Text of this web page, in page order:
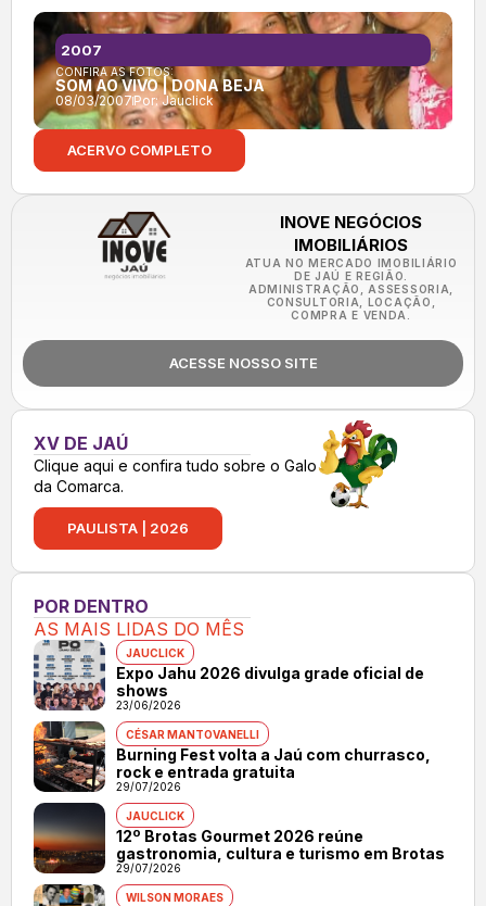
CONFIRA AS FOTOS:
SOM AO VIVO | DONA BEJA
08/03/2007Por:Jauclick
2007
ACERVO COMPLETO
INOVE NEGÓCIOS
IMOBILIÁRIOS
ATUA NO MERCADO IMOBILIÁRIO
DE JAÚ E REGIÃO.
ADMINISTRAÇÃO, ASSESSORIA,
CONSULTORIA, LOCAÇÃO,
COMPRA E VENDA.
ACESSE NOSSO SITE
XV DE JAÚ
Clique aqui e confira tudo sobre o Galo
da Comarca.
PAULISTA | 2026
POR DENTRO
AS MAIS LIDAS DO MÊS
JAUCLICK
Expo Jahu 2026 divulga grade oficial de
shows
23/06/2026
CÉSAR MANTOVANELLI
Burning Fest volta a Jaú com churrasco,
rock e entrada gratuita
29/07/2026
JAUCLICK
12º Brotas Gourmet 2026 reúne
gastronomia, cultura e turismo em Brotas
29/07/2026
WILSON MORAES